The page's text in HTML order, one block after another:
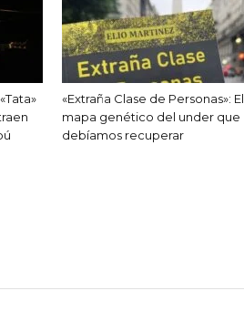
«Extraña Clase de Personas»: El
mapa genético del under que
debíamos recuperar